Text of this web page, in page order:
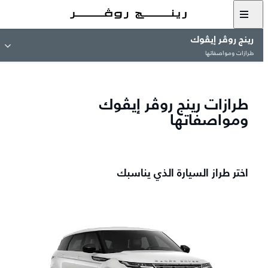
رينج روڤر إيڤوك
طرازات ومواصفاتها
طرازات رينج روڤر إيڤوك
ومواصفاتها
اختر طراز السيارة الذي يناسبك